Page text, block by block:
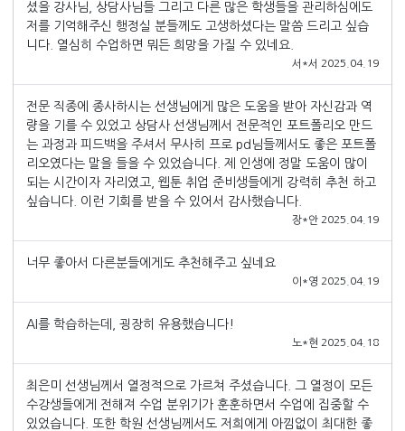
셨을 강사님, 상담사님들 그리고 다른 많은 학생들을 관리하심에도
저를 기억해주신 행정실 분들께도 고생하셨다는 말씀 드리고 싶습
니다. 열심히 수업하면 뭐든 희망을 가질 수 있네요.
서*서 2025.04.19
전문 직종에 종사하시는 선생님에게 많은 도움을 받아 자신감과 역
량을 기를 수 있었고 상담사 선생님께서 전문적인 포트폴리오 만드
는 과정과 피드백을 주셔서 무사히 프로 pd님들께서도 좋은 포트폴
리오였다는 말을 들을 수 있었습니다. 제 인생에 정말 도움이 많이
되는 시간이자 자리였고, 웹툰 취업 준비생들에게 강력히 추천 하고
싶습니다. 이런 기회를 받을 수 있어서 감사했습니다.
장*안 2025.04.19
너무 좋아서 다른분들에게도 추천해주고 싶네요
이*영 2025.04.19
AI를 학습하는데, 굉장히 유용했습니다!
노*현 2025.04.18
최은미 선생님께서 열정적으로 가르쳐 주셨습니다. 그 열정이 모든
수강생들에게 전해져 수업 분위기가 훈훈하면서 수업에 집중할 수
있었습니다. 또한 학원 선생님께서도 저희에게 아낌없이 최대한 좋